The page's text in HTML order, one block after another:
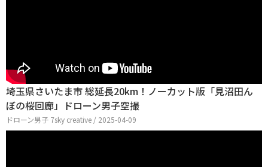
埼玉県さいたま市 総延長20km！ノーカット版「見沼田ん
ぼの桜回廊」ドローン男子空撮
ドローン男子 7sky creative / 2025-04-09